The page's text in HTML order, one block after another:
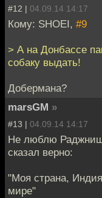
#12 | 04.09.14 14:17
Кому: SHOEI, #9
> А на Донбассе
собаку выдать!
Добермана?
marsGM »
#13 | 04.09.14 14:17
Не люблю
сказал верно:
"Моя страна,
мире"